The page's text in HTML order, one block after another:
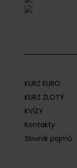
KURZ EURO
KURZ ZLOTÝ
KVÍZY
Kontakty
Slovník pojmů